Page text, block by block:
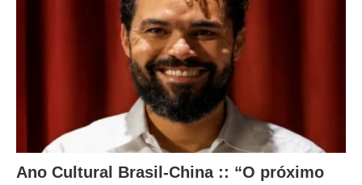
a
m
Ano Cultural Brasil-China :: “O próximo